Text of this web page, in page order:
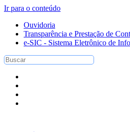
Ir para o conteúdo
Ouvidoria
Transparência e Prestação de
e-SIC - Sistema Eletrônico de